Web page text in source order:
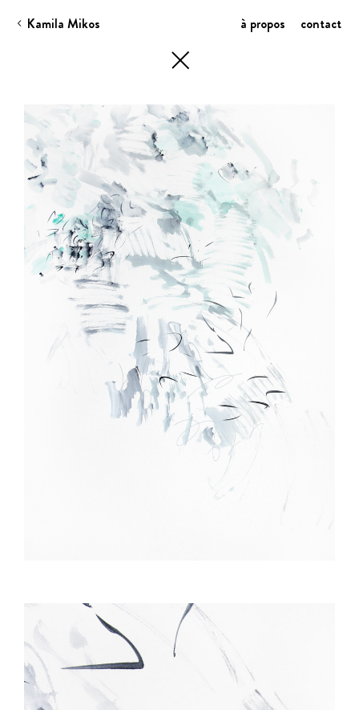
Kamila Mikos à propos contact